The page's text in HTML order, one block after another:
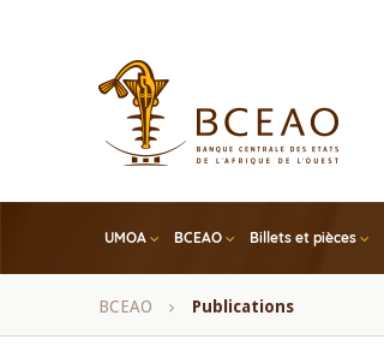
UMOA BCEAO Billets et pièces
Fil
BCEAO Publications